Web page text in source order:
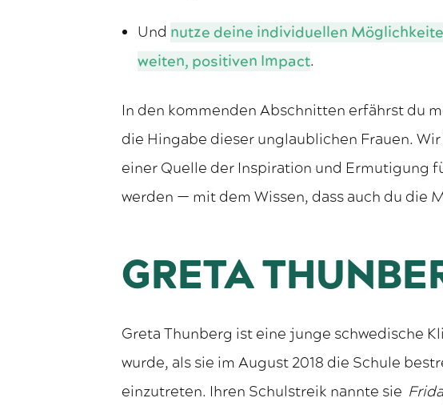
Und nutze deine individuellen
weiten, positiven Impact.
In den kommenden Abschnitten erfährst du
die Hingabe dieser unglaublichen Frauen.
einer Quelle der Inspiration und Ermutigung
werden — mit dem Wissen, dass auch du die
GRETA
Greta Thunberg ist eine junge schwedische
wurde, als sie im August 2018 die Schule
einzutreten. Ihren Schulstreik nannte sie